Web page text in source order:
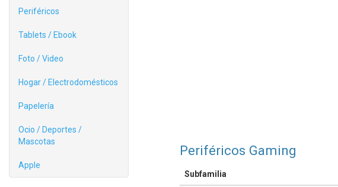
Periféricos
Tablets / Ebook
Foto / Video
Hogar / Electrodomésticos
Papelería
Ocio / Deportes /
Mascotas
Apple
Periféricos Gaming
Subfamilia